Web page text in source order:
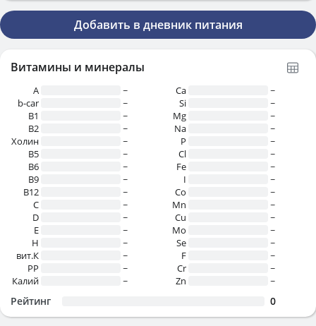
Добавить в дневник питания
Витамины и минералы
A
~
b-car
~
В1
~
B2
~
Холин
~
B5
~
B6
~
B9
~
B12
~
C
~
D
~
E
~
H
~
вит.К
~
PP
~
Калий
~
Ca
~
Si
~
Mg
~
Na
~
P
~
Cl
~
Fe
~
I
~
Co
~
Mn
~
Cu
~
Mo
~
Se
~
F
~
Cr
~
Zn
~
Рейтинг 0